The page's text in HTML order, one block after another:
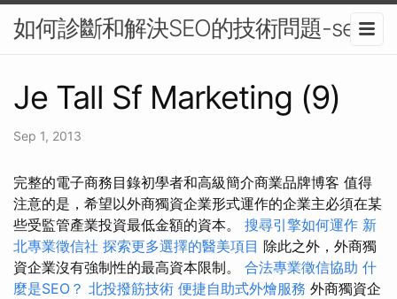
如何診斷和解決SEO的技術問題-seo
Je Tall Sf Marketing (9)
Sep 1, 2013
完整的電子商務目錄初學者和高級簡介商業品牌博客 值得
注意的是，希望以外商獨資企業形式運作的企業主必須在某
些受監管產業投資最低金額的資本。 搜尋引擎如何運作 新
北專業徵信社 探索更多選擇的醫美項目 除此之外，外商獨
資企業沒有強制性的最高資本限制。 合法專業徵信協助 什
麼是SEO？ 北投撥筋技術 便捷自助式外燴服務 外商獨資企